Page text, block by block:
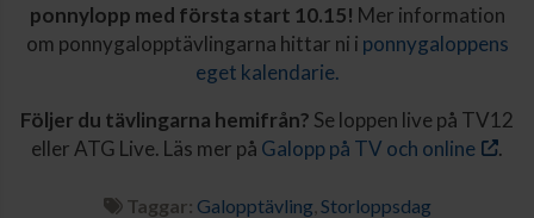
ponnylopp med första start 10.15! Mer information
om ponnygalopptävlingarna hittar ni i ponnygaloppens
eget kalendarie.
Följer du tävlingarna hemifrån? Se loppen live på TV12
eller ATG Live. Läs mer på Galopp på TV och online .
Taggar: Galopptävling Storloppsdag